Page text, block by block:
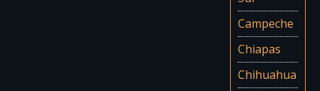
Campeche
Chiapas
Chihuahua